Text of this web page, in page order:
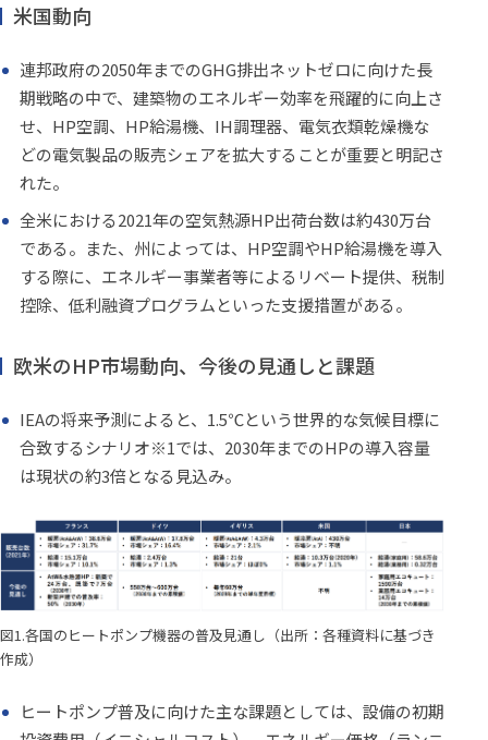
米国動向
連邦政府の2050年までのGHG排出ネットゼロに向けた長
期戦略の中で、建築物のエネルギー効率を飛躍的に向上さ
せ、HP空調、HP給湯機、IH調理器、電気衣類乾燥機な
どの電気製品の販売シェアを拡大することが重要と明記さ
れた。
全米における2021年の空気熱源HP出荷台数は約430万台
である。また、州によっては、HP空調やHP給湯機を導入
する際に、エネルギー事業者等によるリベート提供、税制
控除、低利融資プログラムといった支援措置がある。
欧米のHP市場動向、今後の見通しと課題
IEAの将来予測によると、1.5℃という世界的な気候目標に
合致するシナリオ※1では、2030年までのHPの導入容量
は現状の約3倍となる見込み。
図1.各国のヒートポンプ機器の普及見通し（出所：各種資料に基づき
作成）
ヒートポンプ普及に向けた主な課題としては、設備の初期